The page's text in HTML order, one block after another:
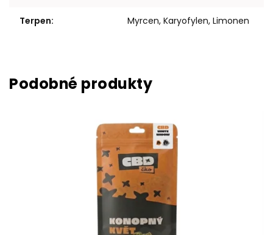
Terpen: Myrcen, Karyofylen, Limonen